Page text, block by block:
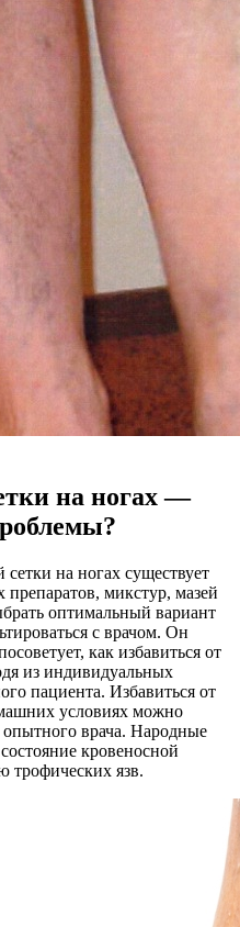
на ногах —
на ногах существует
микстур, мазей
оптимальный вариант
с врачом. Он
как избавиться от
из индивидуальных
пациента. Избавиться от
условиях можно
опытного врача. Народные
кровеносной
трофических язв.